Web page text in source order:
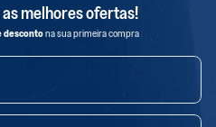
melhores ofertas!
descontona sua primeira compra